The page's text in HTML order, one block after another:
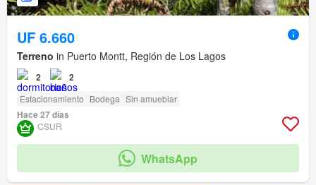
UF 6.660
Terreno in Puerto Montt, Región de Los Lagos
2 2
Estacionamiento Bodega Sin amueblar
Hace 27 días
CSUR
WhatsApp